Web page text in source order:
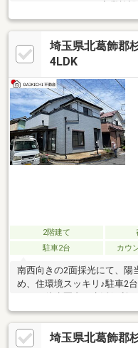
埼玉県北葛飾郡
4LDK
2階建て
駐車2台
カウ
南西向きの2面採光にて、陽当り通良好！ ・
め、住環境スッキリ♪駐車2
埼玉県北葛飾郡